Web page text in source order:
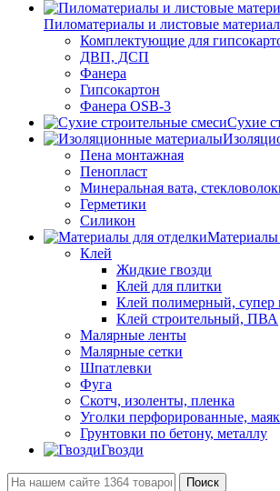
Пиломатериалы и листовые
Комплектующие для
ДВП, ДСП
Фанера
Гипсокартон
Фанера OSB-3
Сухие
Пена монтажная
Пенопласт
Минеральная вата,
Герметики
Силикон
Материалы
Клей
Жидкие гвозди
Клей для плитки
Клей полимерный, супер
Клей строительный, ПВА
Малярные ленты
Малярные сетки
Шпатлевки
Фуга
Скотч, изоленты, пленка
Уголки перфорированные,
Грунтовки по бетону, металлу
Гвозди
Поиск